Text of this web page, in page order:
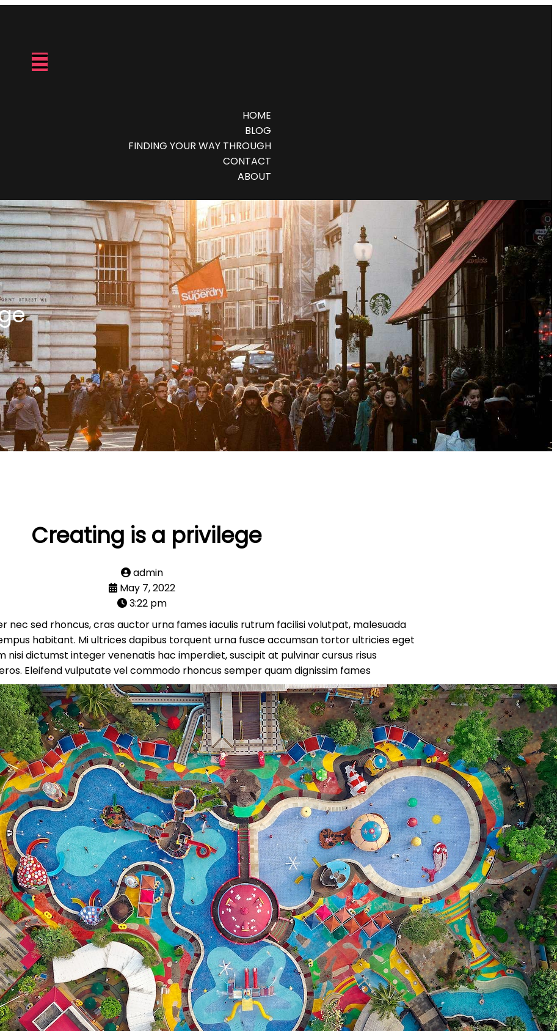
HOME
BLOG
FINDING YOUR WAY THROUGH
CONTACT
ABOUT
Creating is a privilege
admin
May 7, 2022
3:22 pm
nec sed rhoncus, cras auctor urna fames iaculis rutrum facilisi volutpat, malesuada
habitant. Mi ultrices dapibus torquent urna fusce accumsan tortor ultricies eget
nisi dictumst integer venenatis hac imperdiet, suscipit at pulvinar cursus risus
Eleifend vulputate vel commodo rhoncus semper quam dignissim fames